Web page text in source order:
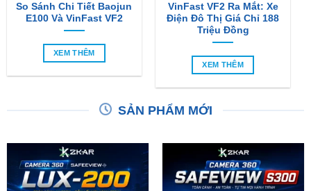
So Sánh Chi Tiết Baojun
E100 Và VinFast VF2
XEM THÊM
VinFast VF2 Ra Mắt: Xe
Điện Đô Thị Giá Chỉ 188
Triệu Đồng
XEM THÊM
SẢN PHẨM MỚI